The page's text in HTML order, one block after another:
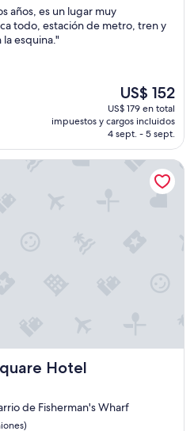
años, es un lugar muy
todo, estación de metro, tren y
la esquina."
El
precio
actual
es
de
US$ 152
US$ 152
US$ 179 en total
impuestos y cargos incluidos
4 sept. - 5 sept.
Hotel
de Fisherman's Wharf